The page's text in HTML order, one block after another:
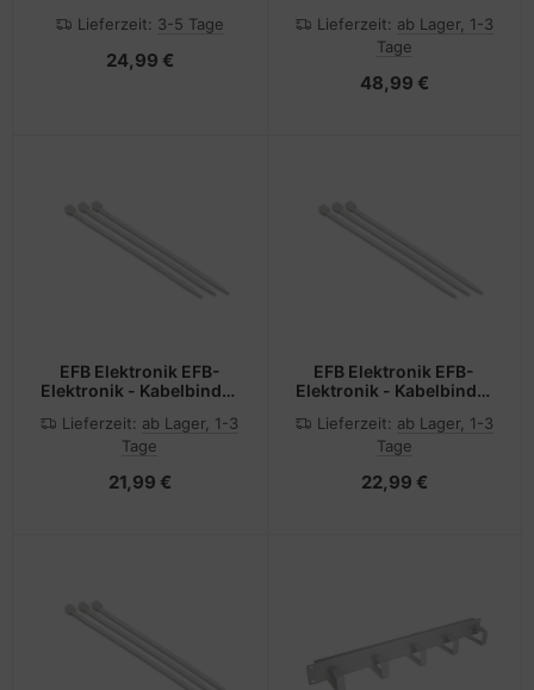
Lieferzeit: 3-5 Tage
24,99 €
Lieferzeit: ab Lager, 1-3
Tage
48,99 €
EFB Elektronik EFB-
Elektronik - Kabelbinder
(Packung mit 100)
Lieferzeit: ab Lager, 1-3
Tage
21,99 €
EFB Elektronik EFB-
Elektronik - Kabelbinder
(Packung mit 100)
Lieferzeit: ab Lager, 1-3
Tage
22,99 €